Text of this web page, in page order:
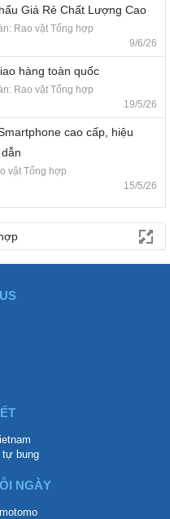
Giá Rẻ Chất Lượng Cao
Rao vặt Tổng hợp
9/6/26
hàng toàn quốc
Rao vặt Tổng hợp
19/5/26
cao cấp, hiệu
vặt Tổng hợp
15/5/26
tự bung
NGÀY